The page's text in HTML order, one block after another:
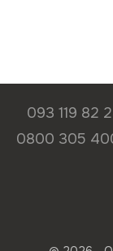
093 119 82
0800 305 400